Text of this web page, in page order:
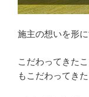
施主の想いを形に
こだわってきた
もこだわってき